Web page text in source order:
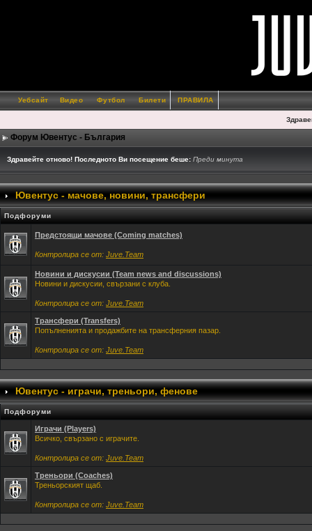
Уебсайт Видео Футбол Билети ПРАВИЛА
Форум Ювентус - България
Здравейте отново! Последното Ви посещение беше: Преди минута
Ювентус - мачове, новини, трансфери
Подфоруми
Предстоящи мачове (Coming matches)
Контролира се от: Juve.Team
Новини и дискусии (Team news and discussions)
Новини и дискусии, свързани с клуба.
Контролира се от: Juve.Team
Трансфери (Transfers)
Попълненията и продажбите на трансферния пазар.
Контролира се от: Juve.Team
Ювентус - играчи, треньори, фенове
Подфоруми
Играчи (Players)
Всичко, свързано с играчите.
Контролира се от: Juve.Team
Треньори (Coaches)
Треньорският щаб.
Контролира се от: Juve.Team